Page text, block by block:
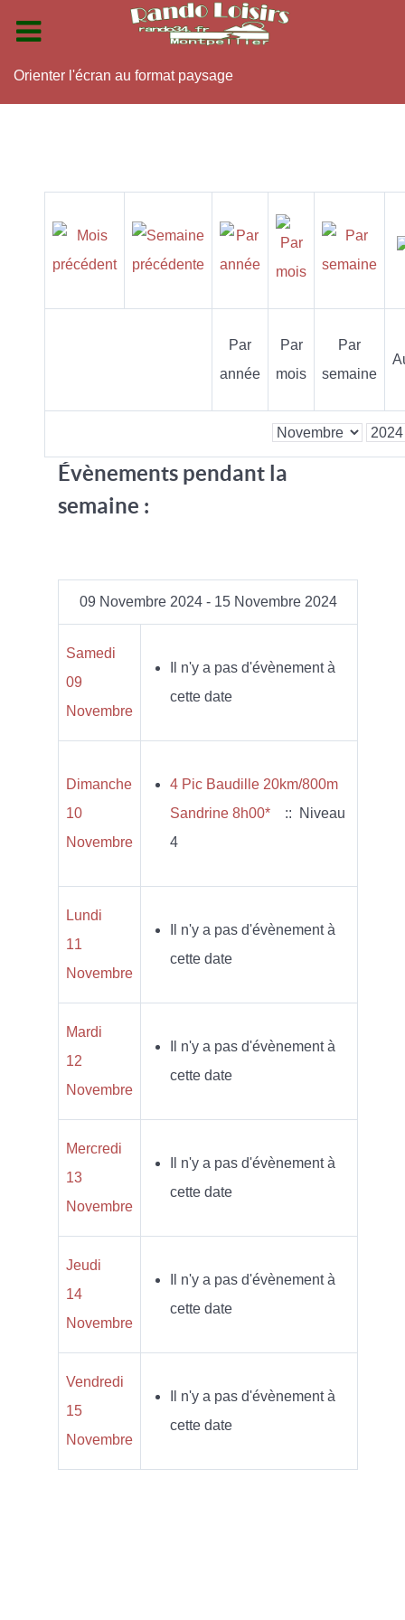
Orienter l'écran au format paysage
Par
année
Par
mois
Par
semaine
Évènements pendant la
semaine :
09 Novembre 2024 - 15 Novembre 2024
Samedi
09
Novembre
Il n'y a pas d'évènement à
cette date
Dimanche
10
Novembre
4 Pic Baudille 20km/800m
Sandrine 8h00*
:: Niveau
4
Lundi
11
Novembre
Il n'y a pas d'évènement à
cette date
Mardi
12
Novembre
Il n'y a pas d'évènement à
cette date
Mercredi
13
Novembre
Il n'y a pas d'évènement à
cette date
Jeudi
14
Novembre
Il n'y a pas d'évènement à
cette date
Vendredi
15
Novembre
Il n'y a pas d'évènement à
cette date